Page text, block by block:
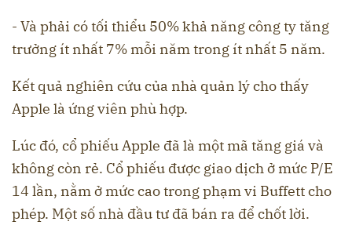
- Và phải có tối thiểu 50% khả năng công ty tăng
trưởng ít nhất 7% mỗi năm trong ít nhất 5 năm.
Kết quả nghiên cứu của nhà quản lý cho thấy
Apple là ứng viên phù hợp.
Lúc đó, cổ phiếu Apple đã là một mã tăng giá và
không còn rẻ. Cổ phiếu được giao dịch ở mức P/E
14 lần, nằm ở mức cao trong phạm vi Buffett cho
phép. Một số nhà đầu tư đã bán ra để chốt lời.